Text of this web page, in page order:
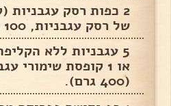
2 כפות רסק
של רסק עגבניות, 100 גרם).
5 עגבניות ללא
או 1 קופסת שימורי
(400 גרם).